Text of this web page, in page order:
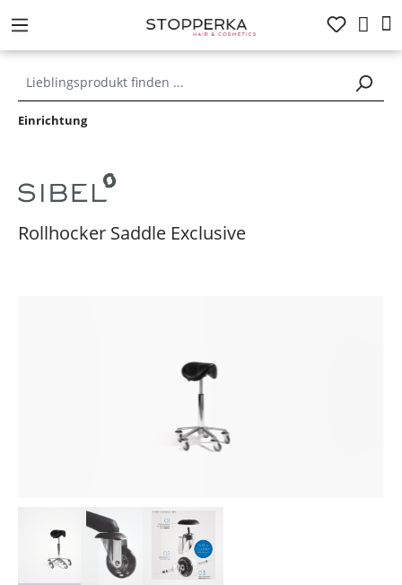
springen
Einrichtung
Rollhocker Saddle Exclusive